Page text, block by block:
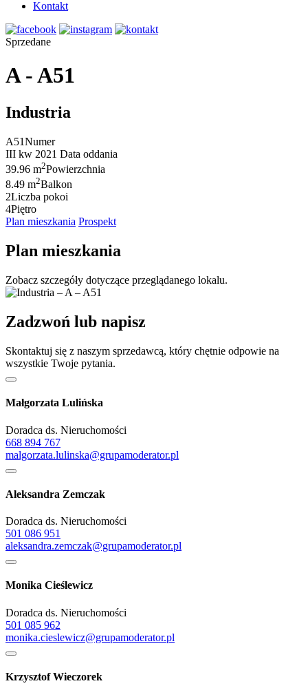
Kontakt
Sprzedane
A - A51
Industria
A51Numer
III kw 2021 Data oddania
39.96 m2Powierzchnia
8.49 m2Balkon
2Liczba pokoi
4Piętro
Plan mieszkania Prospekt
Plan mieszkania
Zobacz szczegóły dotyczące przeglądanego lokalu.
Zadzwoń lub napisz
Skontaktuj się z naszym sprzedawcą, który chętnie odpowie na
wszystkie Twoje pytania.
Małgorzata Lulińska
Doradca ds. Nieruchomości
668 894 767
malgorzata.lulinska@grupamoderator.pl
Aleksandra Zemczak
Doradca ds. Nieruchomości
501 086 951
aleksandra.zemczak@grupamoderator.pl
Monika Cieślewicz
Doradca ds. Nieruchomości
501 085 962
monika.cieslewicz@grupamoderator.pl
Krzysztof Wieczorek